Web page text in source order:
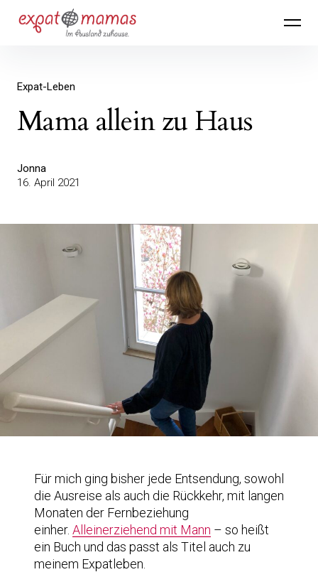
überspringen
Expatmamas – im Ausland zuhause
Expat-Leben
Mama allein zu Haus
Jonna
16. April 2021
Für mich ging bisher jede Entsendung, sowohl
die Ausreise als auch die Rückkehr, mit langen
Monaten der Fernbeziehung
einher. Alleinerziehend mit Mann – so heißt
ein Buch und das passt als Titel auch zu
meinem Expatleben.